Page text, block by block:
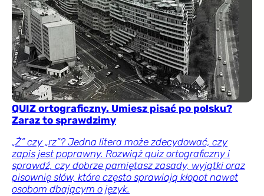
QUIZ ortograficzny. Umiesz pisać po polsku?
Zaraz to sprawdzimy
„Ż” czy „rz”? Jedna litera może zdecydować, czy
zapis jest poprawny. Rozwiąż quiz ortograficzny i
sprawdź, czy dobrze pamiętasz zasady, wyjątki oraz
pisownię słów, które często sprawiają kłopot nawet
osobom dbającym o język.